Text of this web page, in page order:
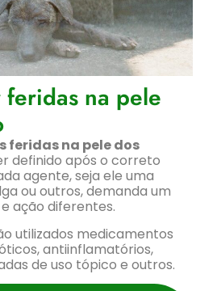
na pele
na pele dos
definido após o correto
agente, seja ele uma
ou outros, demanda um
ação diferentes.
utilizados medicamentos
antiinflamatórios,
de uso tópico e outros.